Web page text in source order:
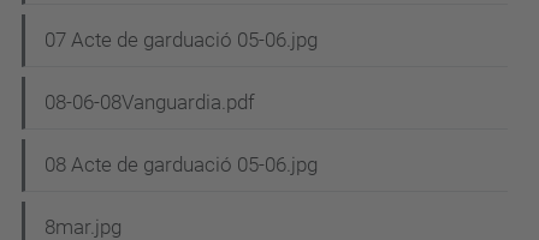
07 Acte de garduació 05-06.jpg
08-06-08Vanguardia.pdf
08 Acte de garduació 05-06.jpg
8mar.jpg